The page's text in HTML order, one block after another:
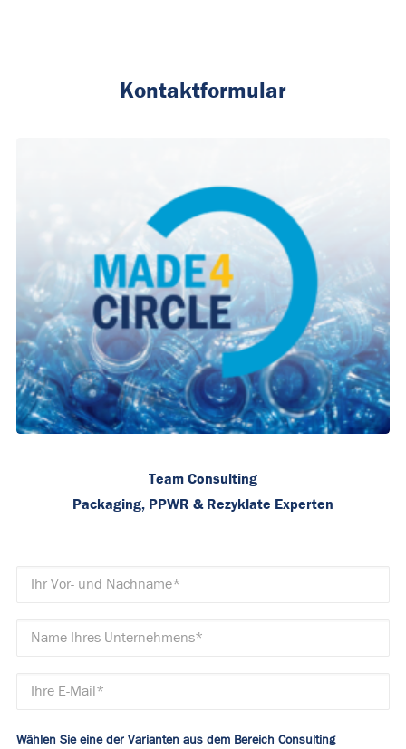
Kontaktformular
Team Consulting
Packaging, PPWR & Rezyklate Experten
Wählen Sie eine der Varianten aus dem Bereich Consulting